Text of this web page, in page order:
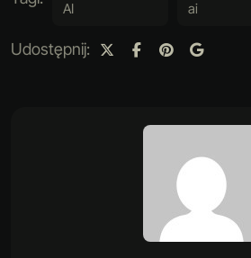
AI
ai
Udostępnij: